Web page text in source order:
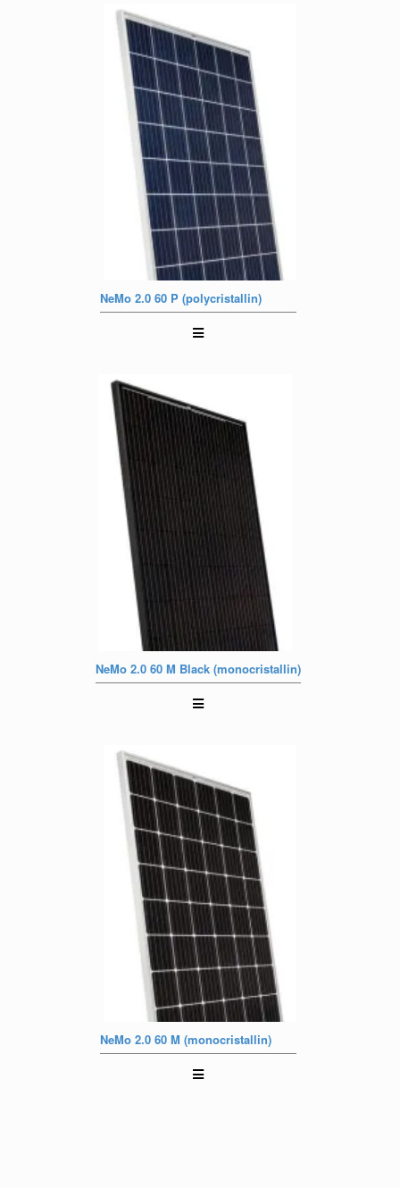
NeMo 2.0 60 P (polycristallin)
NeMo 2.0 60 M Black (monocristallin)
NeMo 2.0 60 M (monocristallin)